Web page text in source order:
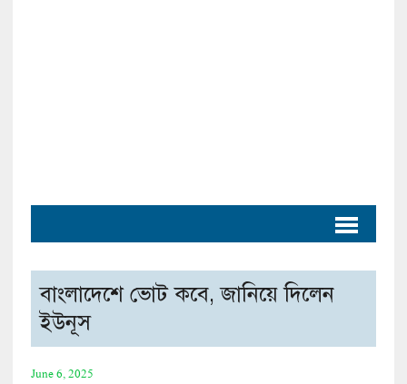
বাংলাদেশে ভোট কবে, জানিয়ে দিলেন
ইউনূস
June 6, 2025